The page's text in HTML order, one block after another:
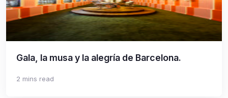
Gala, la musa y la alegría de Barcelona.
2 mins read